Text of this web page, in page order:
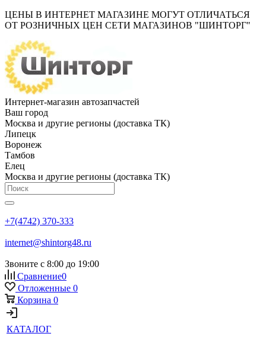
ЦЕНЫ В ИНТЕРНЕТ МАГАЗИНЕ МОГУТ ОТЛИЧАТЬСЯ
ОТ РОЗНИЧНЫХ ЦЕН СЕТИ МАГАЗИНОВ "ШИНТОРГ"
Интернет-магазин автозапчастей
Ваш город
Москва и другие регионы (доставка ТК)
Липецк
Воронеж
Тамбов
Елец
Москва и другие регионы (доставка ТК)
+7(4742) 370-333
internet@shintorg48.ru
Звоните с 8:00 до 19:00
Сравнение0
Отложенные 0
Корзина 0
КАТАЛОГ